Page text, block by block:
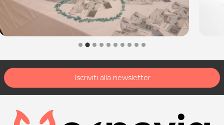
Iscriviti alla newsletter